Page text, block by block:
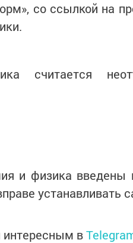
со ссылкой на
считается
и физика введены
устанавливать
в